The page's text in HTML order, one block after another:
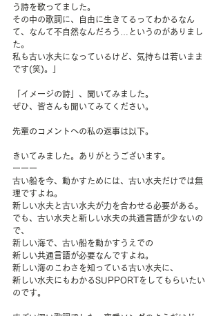
う詩を歌ってました。
その中の歌詞に、自由に生きてるってわかるなん
て、なんて不自然なんだろう…というのがありまし
た。
私も古い水夫になっているけど、気持ちは若いまま
です(笑)。」
「イメージの詩」、聞いてみました。
ぜひ、皆さんも聞いてみてください。
先輩のコメントへの私の返事は以下。
きいてみました。ありがとうございます。
ーーー
古い船を今、動かすためには、古い水夫だけでは無
理ですよね。
新しい水夫と古い水夫が力を合わせる必要がある。
でも、古い水夫と新しい水夫の共通言語が少ないの
で、
新しい海で、古い船を動かすうえでの
新しい共通言語が必要なんですよね。
新しい海のこわさを知っている古い水夫に、
新しい水夫にもわかるSUPPORTをしてもらいたい
のです。